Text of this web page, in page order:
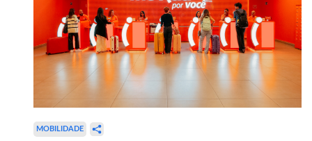
MOBILIDADE